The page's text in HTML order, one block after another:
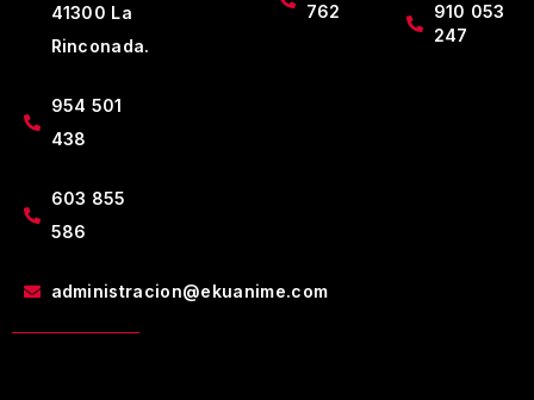
41300 La
Rinconada.
954 501
438
603 855
586
administracion@ekuanime.com
762
910 053
247